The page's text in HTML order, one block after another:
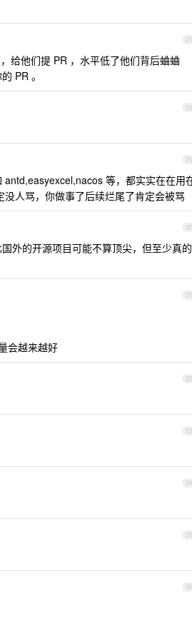
27
给他们提 PR ，水平低了他们背后蛐蛐
PR 。
28
29
等，都实实在在用
人骂，你做事了后续烂尾了肯定会被骂
30
外的开源项目可能不算顶尖，但至少真的
31
会越来越好
32
33
34
35
36